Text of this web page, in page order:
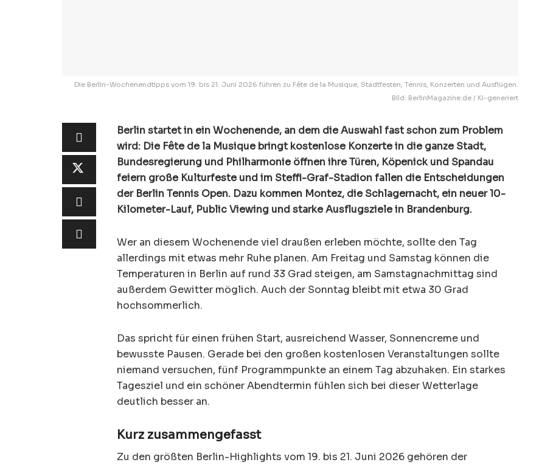
Die Berlin-Wochenendtipps vom 19. bis 21. Juni 2026 führen zu Fête de la Musique, Stadtfesten, Tennis, Konzerten und Ausflügen.
Bild: BerlinMagazine.de / KI-generiert
Berlin startet in ein Wochenende, an dem die Auswahl fast schon zum Problem
wird: Die Fête de la Musique bringt kostenlose Konzerte in die ganze Stadt,
Bundesregierung und Philharmonie öffnen ihre Türen, Köpenick und Spandau
feiern große Kulturfeste und im Steffi-Graf-Stadion fallen die Entscheidungen
der Berlin Tennis Open. Dazu kommen Montez, die Schlagernacht, ein neuer 10-
Kilometer-Lauf, Public Viewing und starke Ausflugsziele in Brandenburg.
Wer an diesem Wochenende viel draußen erleben möchte, sollte den Tag
allerdings mit etwas mehr Ruhe planen. Am Freitag und Samstag können die
Temperaturen in Berlin auf rund 33 Grad steigen, am Samstagnachmittag sind
außerdem Gewitter möglich. Auch der Sonntag bleibt mit etwa 30 Grad
hochsommerlich.
Das spricht für einen frühen Start, ausreichend Wasser, Sonnencreme und
bewusste Pausen. Gerade bei den großen kostenlosen Veranstaltungen sollte
niemand versuchen, fünf Programmpunkte an einem Tag abzuhaken. Ein starkes
Tagesziel und ein schöner Abendtermin fühlen sich bei dieser Wetterlage
deutlich besser an.
Kurz zusammengefasst
Zu den größten Berlin-Highlights vom 19. bis 21. Juni 2026 gehören der